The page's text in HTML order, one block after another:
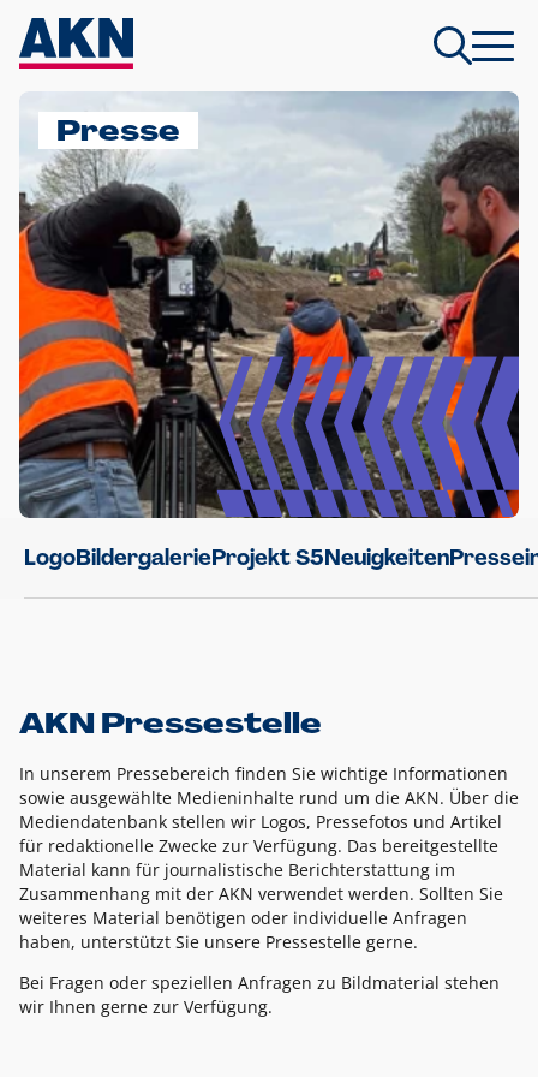
Presse
LogoBildergalerieProjekt S5Neuigkeiten
AKN Pressestelle
In unserem Pressebereich finden Sie wichtige Informationen
sowie ausgewählte Medieninhalte rund um die AKN. Über die
Mediendatenbank stellen wir Logos, Pressefotos und Artikel
für redaktionelle Zwecke zur Verfügung. Das bereitgestellte
Material kann für journalistische Berichterstattung im
Zusammenhang mit der AKN verwendet werden. Sollten Sie
weiteres Material benötigen oder individuelle Anfragen
haben, unterstützt Sie unsere Pressestelle gerne.
Bei Fragen oder speziellen Anfragen zu Bildmaterial stehen
wir Ihnen gerne zur Verfügung.